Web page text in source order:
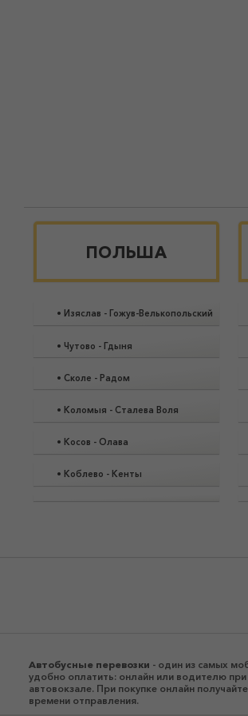
ПОЛЬША
• Изяслав - Гожув-Велькопольский
• Чутово - Гдыня
• Сколе - Радом
• Коломыя - Сталева Воля
• Косов - Олава
• Коблево - Кенты
Автобусные перевозки - один из самых
удобно оплатить: онлайн или водителю при
автовокзале. При покупке онлайн
времени отправления.